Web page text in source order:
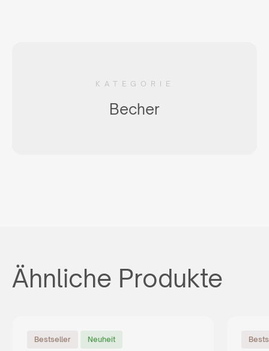
KATEGORIE
Becher
Ähnliche Produkte
Bestseller Neuheit